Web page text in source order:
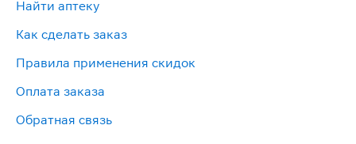
Найти аптеку
Как сделать заказ
Правила применения скидок
Оплата заказа
Обратная связь